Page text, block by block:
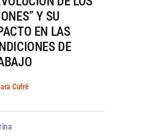
Y SU
EN LAS
DE
Cufré